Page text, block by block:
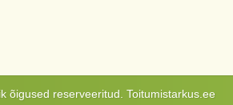
õigused reserveeritud. Toitumistarkus.ee